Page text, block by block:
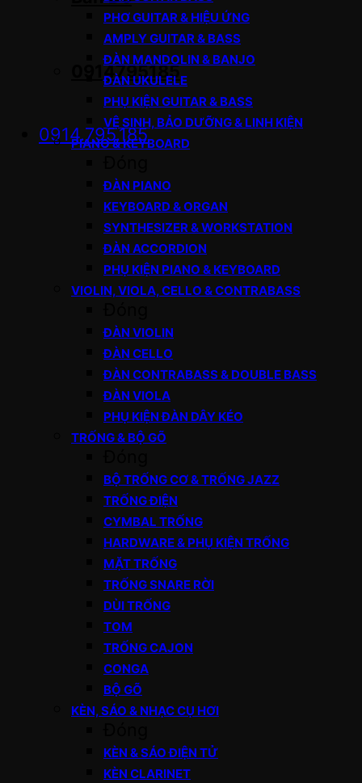
0914795185
0914.795.185
PHƠ GUITAR & HIỆU ỨNG
AMPLY GUITAR & BASS
ĐÀN MANDOLIN & BANJO
ĐÀN UKULELE
PHỤ KIỆN GUITAR & BASS
VỆ SINH, BẢO DƯỠNG & LINH KIỆN
PIANO & KEYBOARD
ĐÀN PIANO
KEYBOARD & ORGAN
SYNTHESIZER & WORKSTATION
ĐÀN ACCORDION
PHỤ KIỆN PIANO & KEYBOARD
VIOLIN, VIOLA, CELLO & CONTRABASS
ĐÀN VIOLIN
ĐÀN CELLO
ĐÀN CONTRABASS & DOUBLE BASS
ĐÀN VIOLA
PHỤ KIỆN ĐÀN DÂY KÉO
TRỐNG & BỘ GÕ
BỘ TRỐNG CƠ & TRỐNG JAZZ
TRỐNG ĐIỆN
CYMBAL TRỐNG
HARDWARE & PHỤ KIỆN TRỐNG
MẶT TRỐNG
TRỐNG SNARE RỜI
DÙI TRỐNG
TOM
TRỐNG CAJON
CONGA
BỘ GÕ
KÈN, SÁO & NHẠC CỤ HƠI
KÈN & SÁO ĐIỆN TỬ
KÈN CLARINET